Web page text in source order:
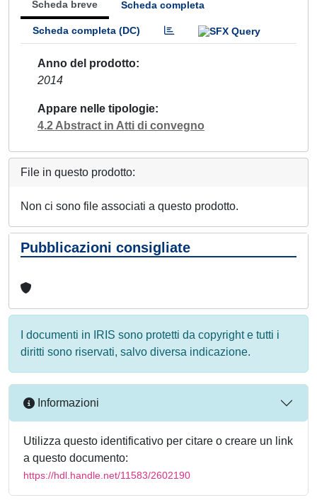
Scheda breve Scheda completa
Scheda completa (DC)
Anno del prodotto
2014
Appare nelle tipologie
4.2 Abstract in Atti di convegno
File in questo prodotto:
Non ci sono file associati a questo prodotto.
Pubblicazioni consigliate
I documenti in IRIS sono protetti da copyright e tutti i
diritti sono riservati, salvo diversa indicazione.
Informazioni
Utilizza questo identificativo per citare o creare un link
a questo documento:
https://hdl.handle.net/11583/2602190